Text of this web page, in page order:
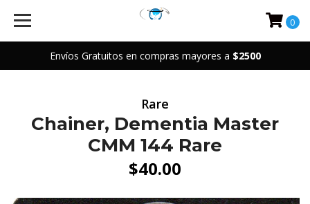
Envíos Gratuitos en compras mayores a $2500
0
Rare
Chainer, Dementia Master
CMM 144 Rare
$40.00